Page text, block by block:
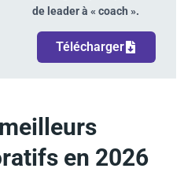
de leader à « coach ».
Télécharger
en 2026